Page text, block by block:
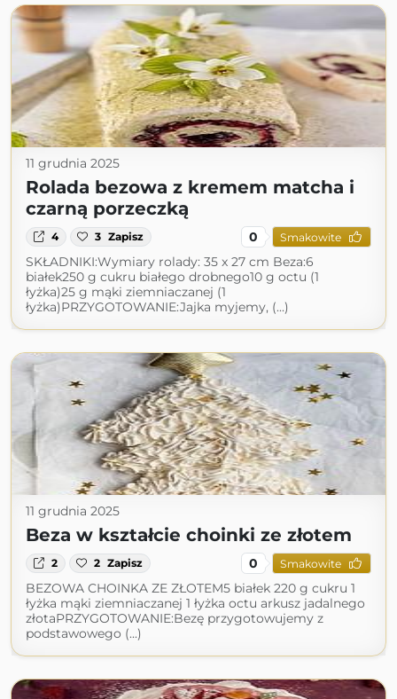
11 grudnia 2025
Rolada bezowa z kremem matcha i
czarną porzeczką
4 3 Zapisz 0 Smakowite
SKŁADNIKI:Wymiary rolady: 35 x 27 cm Beza:6
białek250 g cukru białego drobnego10 g octu (1
łyżka)25 g mąki ziemniaczanej (1
łyżka)PRZYGOTOWANIE:Jajka myjemy, (...)
11 grudnia 2025
Beza w kształcie choinki ze złotem
2 2 Zapisz 0 Smakowite
BEZOWA CHOINKA ZE ZŁOTEM5 białek 220 g cukru 1
łyżka mąki ziemniaczanej 1 łyżka octu arkusz jadalnego
złotaPRZYGOTOWANIE:Bezę przygotowujemy z
podstawowego (...)